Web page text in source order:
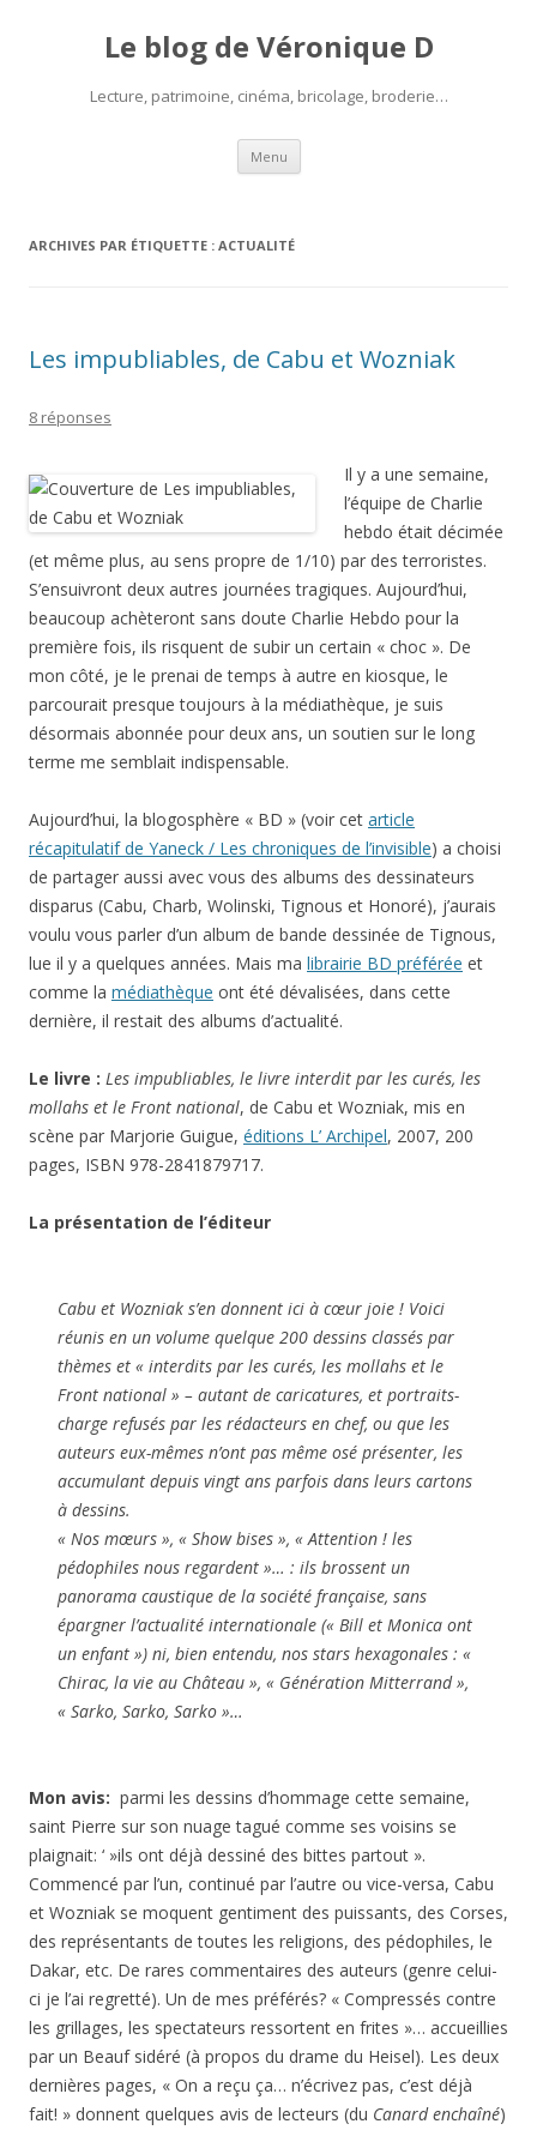
Le blog de Véronique D
Lecture, patrimoine, cinéma, bricolage, broderie…
Menu Aller
contenu
ARCHIVES PAR ÉTIQUETTE : ACTUALITÉ
Les impubliables, de Cabu et Wozniak
8 réponses
Il y a une semaine,
l’équipe de Charlie
hebdo était décimée
(et même plus, au sens propre de 1/10) par des terroristes.
S’ensuivront deux autres journées tragiques. Aujourd’hui,
beaucoup achèteront sans doute Charlie Hebdo pour la
première fois, ils risquent de subir un certain « choc ». De
mon côté, je le prenai de temps à autre en kiosque, le
parcourait presque toujours à la médiathèque, je suis
désormais abonnée pour deux ans, un soutien sur le long
terme me semblait indispensable.
Aujourd’hui, la blogosphère « BD » (voir cet article
récapitulatif de Yaneck / Les chroniques de l’invisible) a choisi
de partager aussi avec vous des albums des dessinateurs
disparus (Cabu, Charb, Wolinski, Tignous et Honoré), j’aurais
voulu vous parler d’un album de bande dessinée de Tignous,
lue il y a quelques années. Mais ma librairie BD préférée et
comme la médiathèque ont été dévalisées, dans cette
dernière, il restait des albums d’actualité.
Le livre : Les impubliables, le livre interdit par les curés, les
mollahs et le Front national, de Cabu et Wozniak, mis en
scène par Marjorie Guigue, éditions L’ Archipel, 2007, 200
pages, ISBN 978-2841879717.
La présentation de l’éditeur
Cabu et Wozniak s’en donnent ici à cœur joie ! Voici
réunis en un volume quelque 200 dessins classés par
thèmes et « interdits par les curés, les mollahs et le
Front national » – autant de caricatures, et portraits-
charge refusés par les rédacteurs en chef, ou que les
auteurs eux-mêmes n’ont pas même osé présenter, les
accumulant depuis vingt ans parfois dans leurs cartons
à dessins.
« Nos mœurs », « Show bises », « Attention ! les
pédophiles nous regardent »… : ils brossent un
panorama caustique de la société française, sans
épargner l’actualité internationale (« Bill et Monica ont
un enfant ») ni, bien entendu, nos stars hexagonales : «
Chirac, la vie au Château », « Génération Mitterrand »,
« Sarko, Sarko, Sarko »…
Mon avis: parmi les dessins d’hommage cette semaine,
saint Pierre sur son nuage tagué comme ses voisins se
plaignait: ‘ »ils ont déjà dessiné des bittes partout ».
Commencé par l’un, continué par l’autre ou vice-versa, Cabu
et Wozniak se moquent gentiment des puissants, des Corses,
des représentants de toutes les religions, des pédophiles, le
Dakar, etc. De rares commentaires des auteurs (genre celui-
ci je l’ai regretté). Un de mes préférés? « Compressés contre
les grillages, les spectateurs ressortent en frites »… accueillies
par un Beauf sidéré (à propos du drame du Heisel). Les deux
dernières pages, « On a reçu ça… n’écrivez pas, c’est déjà
fait! » donnent quelques avis de lecteurs (du Canard enchaîné)